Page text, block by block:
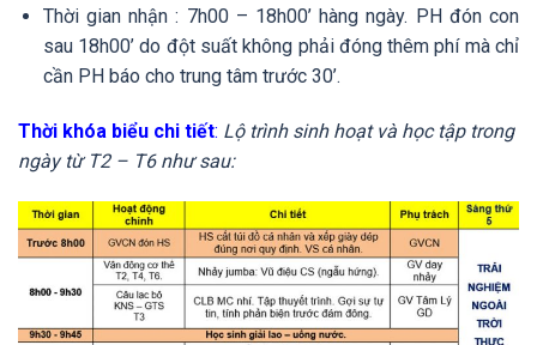
Thời gian nhận : 7h00 – 18h00’ hàng ngày. PH đón con
sau 18h00’ do đột suất không phải đóng thêm phí mà chỉ
cần PH báo cho trung tâm trước 30’.
Thời khóa biểu chi tiết: Lộ trình sinh hoạt và học tập trong
ngày từ T2 – T6 như sau: